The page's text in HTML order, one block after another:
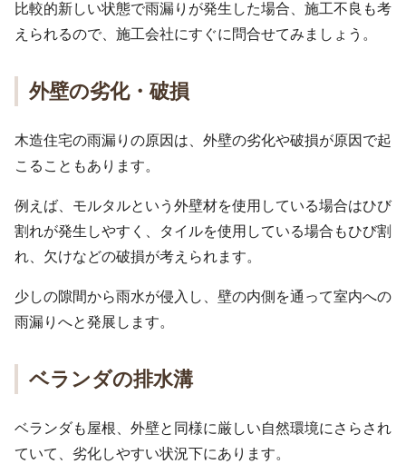
比較的新しい状態で雨漏りが発生した場合、施工不良も考
えられるので、施工会社にすぐに問合せてみましょう。
外壁の劣化・破損
木造住宅の雨漏りの原因は、外壁の劣化や破損が原因で起
こることもあります。
例えば、モルタルという外壁材を使用している場合はひび
割れが発生しやすく、タイルを使用している場合もひび割
れ、欠けなどの破損が考えられます。
少しの隙間から雨水が侵入し、壁の内側を通って室内への
雨漏りへと発展します。
ベランダの排水溝
ベランダも屋根、外壁と同様に厳しい自然環境にさらされ
ていて、劣化しやすい状況下にあります。